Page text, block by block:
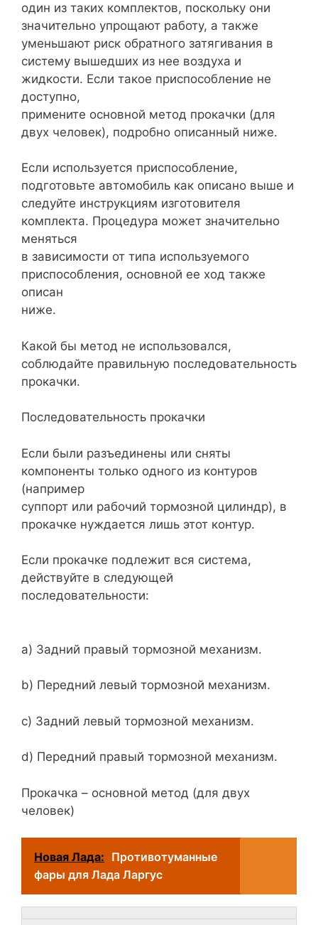
один из таких комплектов, поскольку они
значительно упрощают работу, а также
уменьшают риск обратного затягивания в
систему вышедших из нее воздуха и
жидкости. Если такое приспособление не
доступно,
примените основной метод прокачки (для
двух человек), подробно описанный ниже.
Если используется приспособление,
подготовьте автомобиль как описано выше и
следуйте инструкциям изготовителя
комплекта. Процедура может значительно
меняться
в зависимости от типа используемого
приспособления, основной ее ход также
описан
ниже.
Какой бы метод не использовался,
соблюдайте правильную последовательность
прокачки.
Последовательность прокачки
Если были разъединены или сняты
компоненты только одного из контуров
(например
суппорт или рабочий тормозной цилиндр), в
прокачке нуждается лишь этот контур.
Если прокачке подлежит вся система,
действуйте в следующей
последовательности:
a) Задний правый тормозной механизм.
b) Передний левый тормозной механизм.
с) Задний левый тормозной механизм.
d) Передний правый тормозной механизм.
Прокачка – основной метод (для двух
человек)
Новая Лада: Противотуманные
фары для Лада Ларгус